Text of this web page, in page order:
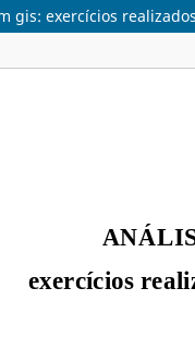
gis: exercícios